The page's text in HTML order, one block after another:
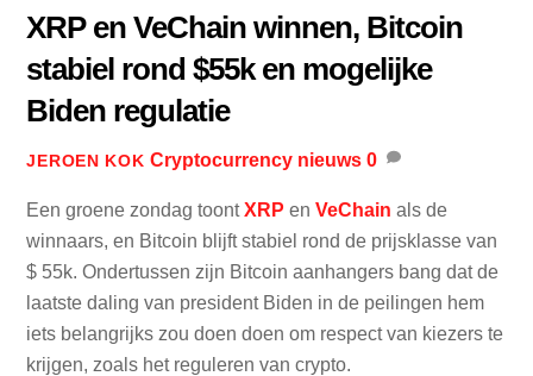
XRP en VeChain winnen, Bitcoin
stabiel rond $55k en mogelijke
Biden regulatie
JEROEN KOK Cryptocurrency nieuws 0
Een groene zondag toontXRP enVeChain als de
winnaars, en Bitcoin blijft stabiel rond de prijsklasse van
$ 55k. Ondertussen zijn Bitcoin aanhangers bang dat de
laatste daling van president Biden in de peilingen hem
iets belangrijks zou doen doen om respect van kiezers te
krijgen, zoals het reguleren van crypto.